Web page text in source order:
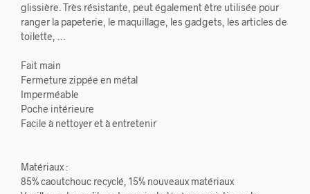
glissière. Très résistante, peut également être utilisée pour
ranger la papeterie, le maquillage, les gadgets, les articles de
toilette, …
Fait main
Fermeture zippée en métal
Imperméable
Poche intérieure
Facile à nettoyer et à entretenir
Matériaux :
85% caoutchouc recyclé, 15% nouveaux matériaux